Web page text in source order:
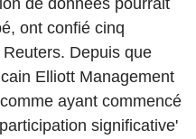
ont confié cinq
Depuis que
Elliott Management
ayant commencé
significative'